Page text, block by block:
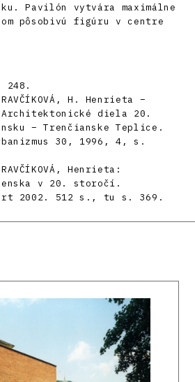
Pavilón vytvára maximálne
pôsobivú figúru v centre
248.
H. Henrieta –
Architektonické diela 20.
– Trenčianske Teplice.
30, 1996, 4, s.
Henrieta:
v 20. storočí.
2002. 512 s., tu s. 369.